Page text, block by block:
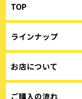
権利を尊重し、本人
たは利用もしくは
かつ遅滞なく応じま
４．法令・指針・規
適正な個人情報保
する法令､国が定め
す。
TOP
ラインナップ
お店について
ご購入の流れ